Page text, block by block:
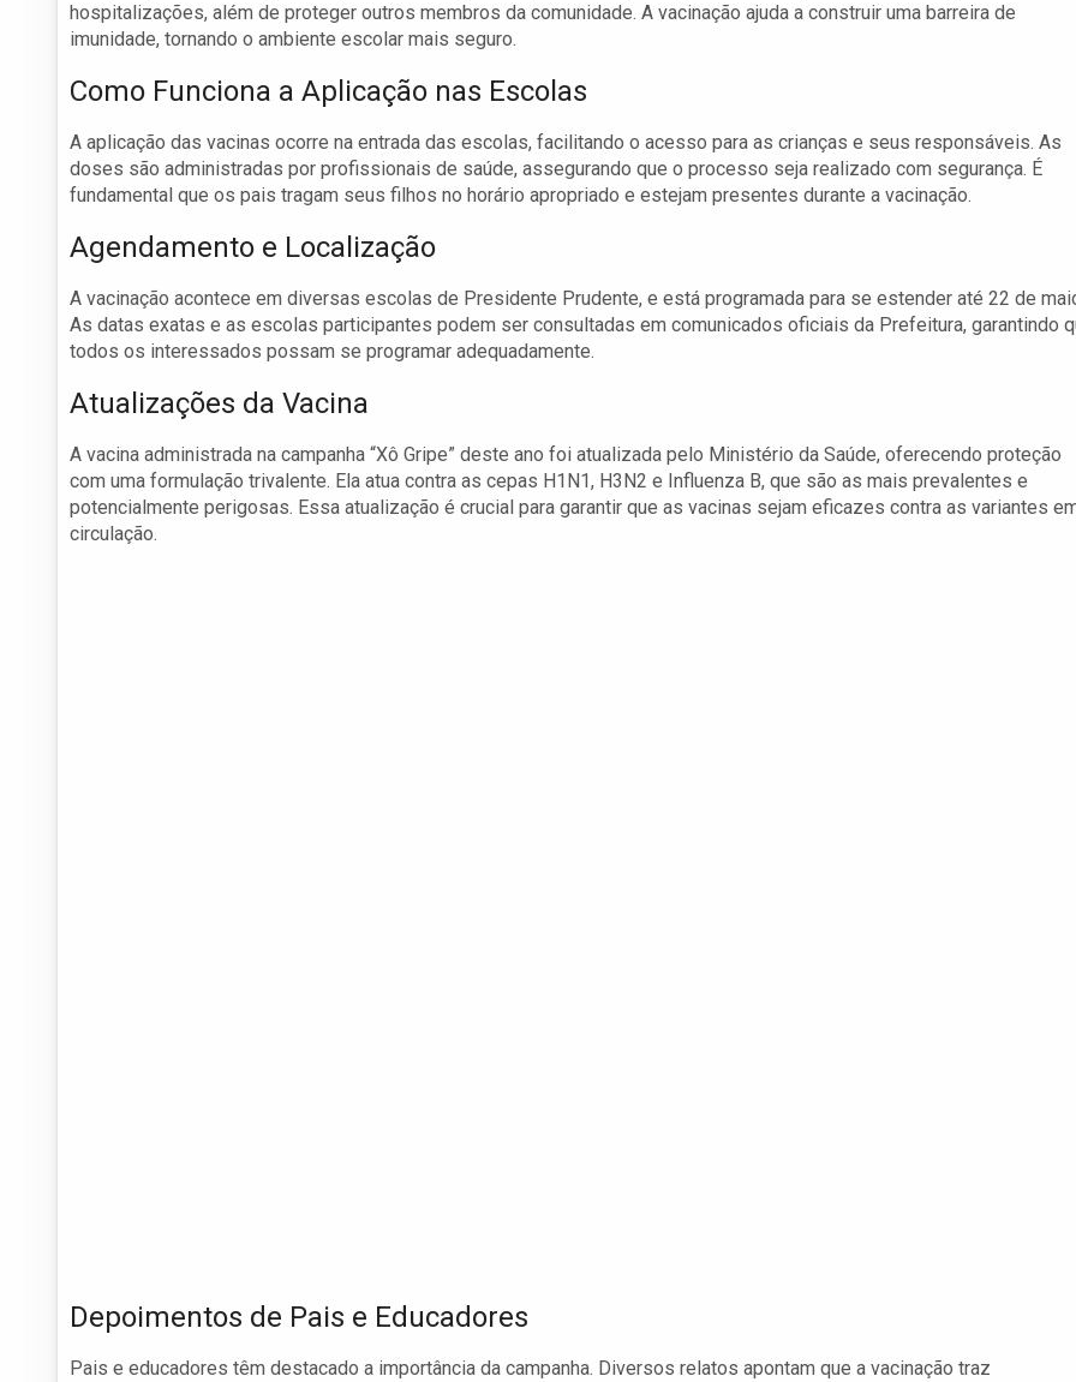
hospitalizações, além de proteger outros membros da comunidade. A vacinação ajuda a construir uma barreira de
imunidade, tornando o ambiente escolar mais seguro.
Como Funciona a Aplicação nas Escolas
A aplicação das vacinas ocorre na entrada das escolas, facilitando o acesso para as crianças e seus responsáveis. As
doses são administradas por profissionais de saúde, assegurando que o processo seja realizado com segurança. É
fundamental que os pais tragam seus filhos no horário apropriado e estejam presentes durante a vacinação.
Agendamento e Localização
A vacinação acontece em diversas escolas de Presidente Prudente, e está programada para se estender até 22 de
As datas exatas e as escolas participantes podem ser consultadas em comunicados oficiais da Prefeitura, garantindo
todos os interessados possam se programar adequadamente.
Atualizações da Vacina
A vacina administrada na campanha “Xô Gripe” deste ano foi atualizada pelo Ministério da Saúde, oferecendo proteção
com uma formulação trivalente. Ela atua contra as cepas H1N1, H3N2 e Influenza B, que são as mais prevalentes e
potencialmente perigosas. Essa atualização é crucial para garantir que as vacinas sejam eficazes contra as variantes
circulação.
Depoimentos de Pais e Educadores
Pais e educadores têm destacado a importância da campanha. Diversos relatos apontam que a vacinação traz